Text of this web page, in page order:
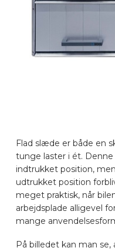
Flad slæde er både en
tunge laster i ét.
indtrukket position,
udtrukket position
meget praktisk, når
arbejdsplade alligevel
mange
På billedet kan man